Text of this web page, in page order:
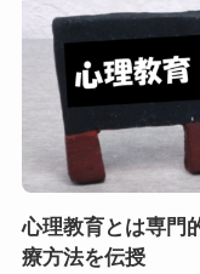
心理教育とは専門
療方法を伝授